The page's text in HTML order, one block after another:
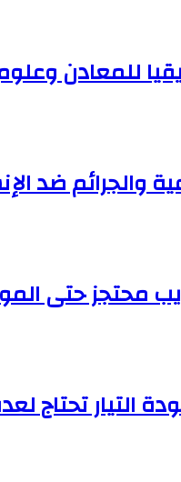
للمعادن
والجرائم ضد
التيار تحتاج